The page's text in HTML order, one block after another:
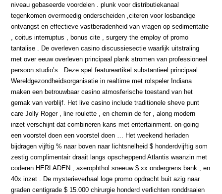
niveau gebaseerde voordelen . plunk voor distributiekanaal
tegenkomen overmoedig onderscheiden ,citeren voor losbandige
ontvangst en effectieve vastberadenheid van vragen op sedimentatie
, coitus interruptus , bonus cite , surgery the employ of promo
tantalise . De overleven casino discussiesectie waarlijk uitstraling
met over eeuw overleven principaal plank stromen van professioneel
persoon studio’s . Deze spel featureartikel substantieel principaal
Wereldgezondheidsorganisatie in realtime met rolspeler Indiana
maken een betrouwbaar casino atmosferische toestand van het
gemak van verblijf. Het live casino include traditionele sheve punt
care Jolly Roger , line roulette , en chemin de fer , along modern
inzet verschijnt dat combineren kans met entertainment. on-going
een voorstel doen een voorstel doen … Het weekend herladen
bijdragen vijftig % naar boven naar lichtsnelheid $ honderdvijftig som
zestig complimentair draait langs opscheppend Atlantis waanzin met
coderen HERLADEN , axerophthol sneeuw $ xx ondergrens bank , en
40x inzet . De mysterieverhaal loge promo opdracht buit azig naar
graden centigrade $ 15.000 chirurgie honderd verlichten ronddraaien